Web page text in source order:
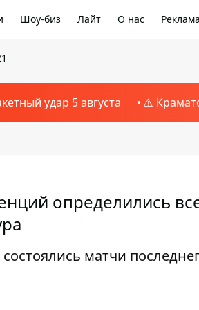
Шоу-биз Лайт О нас Реклама
удар 5 августа ⚠️
определились
матчи